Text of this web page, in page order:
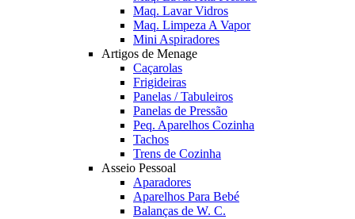
Maq. Lavar Vidros
Maq. Limpeza A Vapor
Mini Aspiradores
Artigos de Menage
Caçarolas
Frigideiras
Panelas / Tabuleiros
Panelas de Pressão
Peq. Aparelhos Cozinha
Tachos
Trens de Cozinha
Asseio Pessoal
Aparadores
Aparelhos Para Bebé
Balanças de W. C.